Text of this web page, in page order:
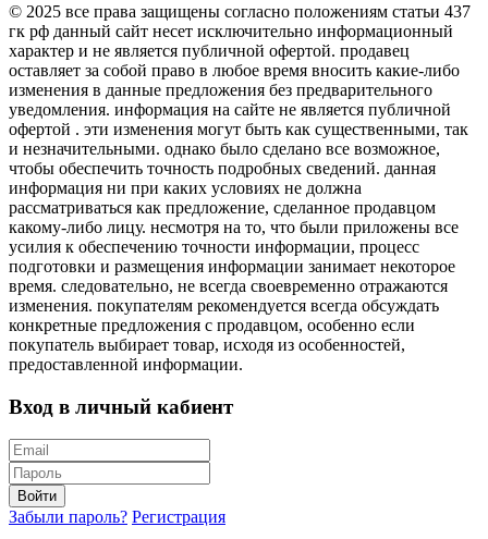
© 2025 все права защищены согласно положениям статьи 437
гк рф данный сайт несет исключительно информационный
характер и не является публичной офертой. продавец
оставляет за собой право в любое время вносить какие-либо
изменения в данные предложения без предварительного
уведомления. информация на сайте не является публичной
офертой . эти изменения могут быть как существенными, так
и незначительными. однако было сделано все возможное,
чтобы обеспечить точность подробных сведений. данная
информация ни при каких условиях не должна
рассматриваться как предложение, сделанное продавцом
какому-либо лицу. несмотря на то, что были приложены все
усилия к обеспечению точности информации, процесс
подготовки и размещения информации занимает некоторое
время. следовательно, не всегда своевременно отражаются
изменения. покупателям рекомендуется всегда обсуждать
конкретные предложения с продавцом, особенно если
покупатель выбирает товар, исходя из особенностей,
предоставленной информации.
Вход в личный кабиент
Войти
Забыли пароль? Регистрация